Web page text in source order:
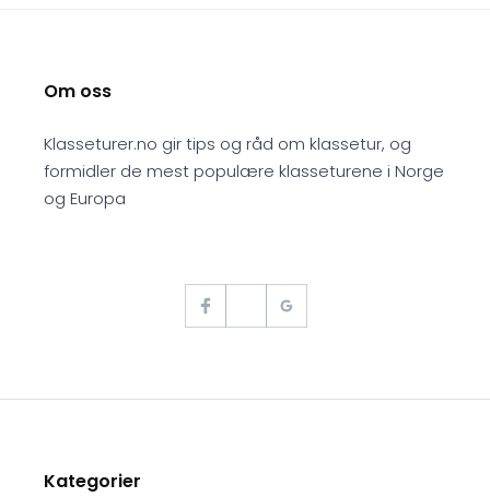
Om oss
Klasseturer.no gir tips og råd om klassetur, og
formidler de mest populære klasseturene i Norge
og Europa
Kategorier